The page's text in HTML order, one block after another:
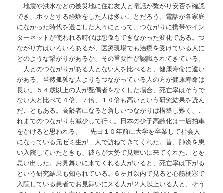
地震や洪水などの被災地に住む友人と電話が繋がり安否を確認
でき、ホッとする経験をした人は多いことだろう。電話が各家庭
になかった時代を過ごした人々にとって、つながりに携帯やイン
ターネットが使われる時代は想像もできなかった変化である。つ
ながり方はいろいろあるが、医療現場でも治療を受けている人に
どのような繋がりがあるか、その重要性が認識されてきている。
人とのつながりがある人とない人を比べると、健康寿命に違い
がある。当然孤独な人よりもつながっている人の方が健康寿命は
長い。５４歳以上の人が配偶者をなくした場合、死亡率はそうで
ない人と比べて４倍、７倍、１０倍も高いという研究結果を読ん
だこともある。高齢者になると新しいつながりは構築し難く、こ
れまでのつながりも減少して行く。日本の少子高齢化は一層拍車
をかけると思われる。 先日１０年前に大学を卒業して社会人
になっている元ゼミ生が二人で訪ねてきてくれた。昔、肺炎を患
い入院していたときも、彼らが大勢で見舞いに来てくれたことを
思い出した。お見舞いに来てくれる人がいると、死亡率は下がる
という研究結果も知られている。６ヶ月以内で見ると心筋梗塞で
入院している患者でお見舞いに来る人が２人以上いる人と、そう